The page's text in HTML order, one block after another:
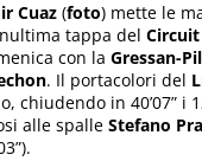
Cuaz (foto) mette le
tappa del
con laGressan-
. Il portacolori del
chiudendo in 40’07” i
alle spalleStefano